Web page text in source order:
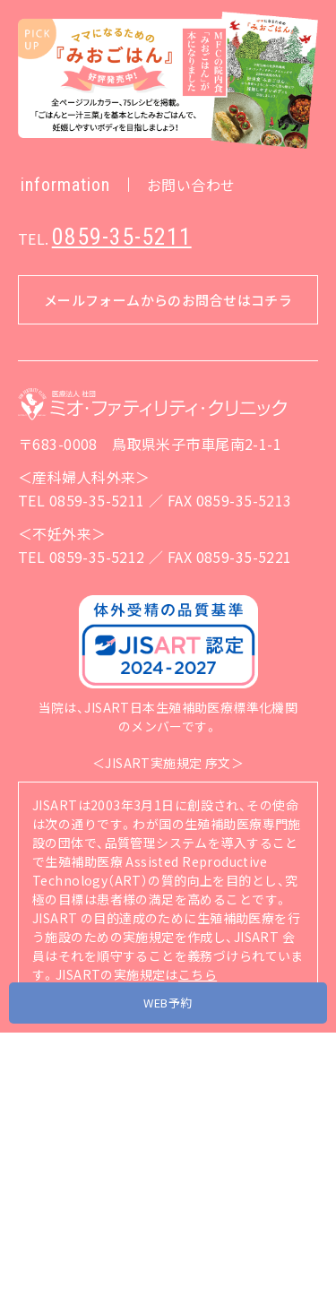
WEB予約
information お問い合わせ
TEL. 0859-35-5211
メールフォームからのお問合せはコチラ
〒683-0008 鳥取県米子市車尾南2-1-1
＜産科婦人科外来＞
TEL 0859-35-5211 ／ FAX 0859-35-5213
＜不妊外来＞
TEL 0859-35-5212 ／ FAX 0859-35-5221
当院は、JISART日本生殖補助医療標準化機関
のメンバーです。
＜JISART実施規定 序文＞
JISARTは2003年3月1日に創設され、その使命
は次の通りです。 わが国の生殖補助医療専門施
設の団体で、品質管理システムを導入すること
で生殖補助医療 Assisted Reproductive
Technology（ART）の質的向上を目的とし、究
極の目標は患者様の満足を高めることです。
JISART の目的達成のために生殖補助医療を行
う施設のための実施規定を作成し、JISART 会
員はそれを順守することを義務づけられていま
す。 JISARTの実施規定はこちら
をご覧ください。